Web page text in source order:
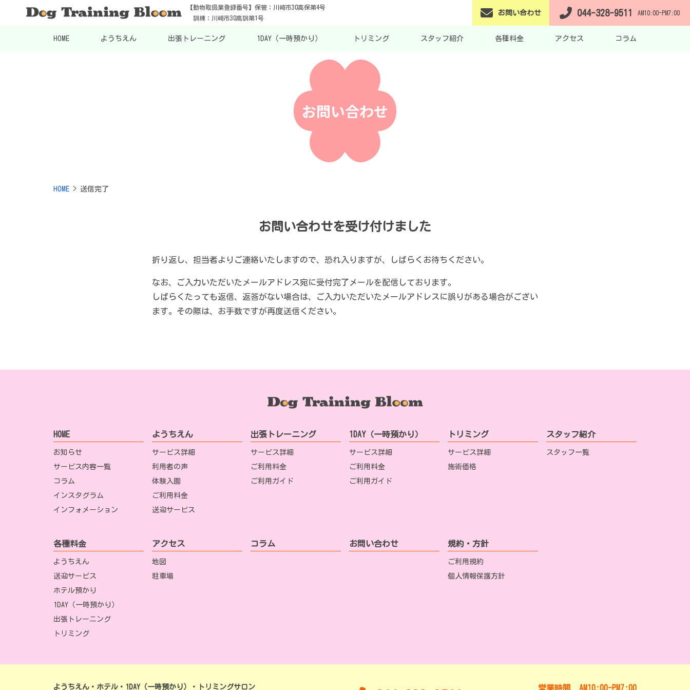
【動物取扱業登録番号】保管：川崎市30高保第4号
訓練：川崎市30高訓第1号
お問い合わせ 044-328-9511 AM10:00-PM7:00
HOME ようちえん 出張トレーニング 1DAY（一時預かり） トリミング スタッフ紹介 各種料金 アクセス コラム
お問い合わせ
HOME > 送信完了
お問い合わせを受け付けました
折り返し、担当者よりご連絡いたしますので、恐れ入りますが、しばらくお待ちください。
なお、ご入力いただいたメールアドレス宛に受付完了メールを配信しております。
しばらくたっても返信、返答がない場合は、ご入力いただいたメールアドレスに誤りがある場合がござい
ます。その際は、お手数ですが再度送信ください。
HOME
お知らせ
サービス内容一覧
コラム
インスタグラム
インフォメーション
ようちえん
サービス詳細
利用者の声
体験入園
ご利用料金
送迎サービス
出張トレーニング
サービス詳細
ご利用料金
ご利用ガイド
1DAY（一時預かり）
サービス詳細
ご利用料金
ご利用ガイド
トリミング
サービス詳細
施術価格
スタッフ紹介
スタッフ一覧
各種料金
ようちえん
送迎サービス
ホテル預かり
1DAY（一時預かり）
出張トレーニング
トリミング
アクセス
地図
駐車場
コラム お問い合わせ 規約・方針
ご利用規約
個人情報保護方針
ようちえん・ホテル・1DAY（一時預かり）・トリミングサロン 営業時間 AM10:00-PM7:00